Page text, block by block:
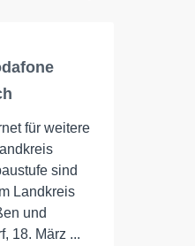
für weitere
sind
Landkreis
und
18. März ...